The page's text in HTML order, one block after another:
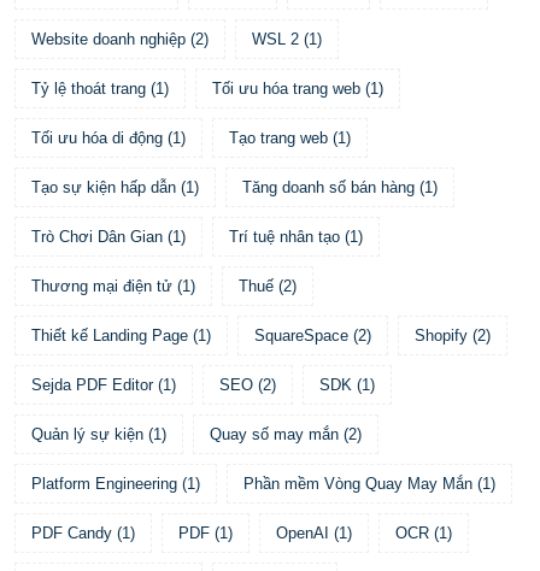
Website doanh nghiệp (2) WSL 2 (1 )
Tỷ lệ thoát trang (1 ) Tối ưu hóa trang web (1 )
Tối ưu hóa di động (1 ) Tạo trang web (1 )
Tạo sự kiện hấp dẫn (1 ) Tăng doanh số bán hàng (1 )
Trò Chơi Dân Gian (1 ) Trí tuệ nhân tạo (1 )
Thương mại điện tử (1 ) Thuế (2)
Thiết kế Landing Page (1 ) SquareSpace (2) Shopify (2)
Sejda PDF Editor (1 ) SEO (2) SDK (1 )
Quản lý sự kiện (1 ) Quay số may mắn (2)
Platform Engineering (1 ) Phần mềm Vòng Quay May Mắn (1 )
PDF Candy (1 ) PDF (1 ) OpenAI (1 ) OCR (1 )